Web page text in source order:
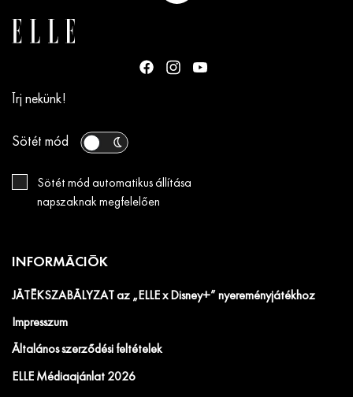
Írj nekünk!
Sötét mód
Sötét mód automatikus állítása
napszaknak megfelelően
INFORMÁCIÓK
JÁTÉKSZABÁLYZAT az „ELLE x Disney+” nyereményjátékhoz
Impresszum
Általános szerződési feltételek
ELLE Médiaajánlat 2026